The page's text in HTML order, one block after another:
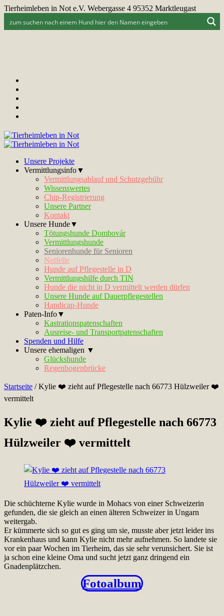
Tierheimleben in Not e.V. Webergasse 4 95352 Marktleugast
Unsere Projekte
Vermittlungsinfo▼
Vermittlungsablauf und Schutzgebühr
Wissenswertes
Chip-Registrierung
Unsere Partner
Kontakt
Unsere Hunde▼
Tötungshunde Dombovár
Vermittlungshunde
Seniorenhunde für Senioren
Notfelle
Hunde auf Pflegestelle in D
Vermittlungshilfe durch TIN
Hunde die nicht in D vermittelt werden dürfen
Unsere Hunde auf Dauerpflegestellen
Handicap-Hunde
Paten-Info▼
Kastrationspatenschaften
Ausreise- und Transportpatenschaften
Spenden und Hilfe
Unsere ehemaligen ▼
Glückshunde
Regenbogenbrücke
Startseite /Kylie ❤️ zieht auf Pflegestelle nach 66773 Hülzweiler ❤️
vermittelt
Kylie ❤️ zieht auf Pflegestelle nach 66773
Hülzweiler ❤️ vermittelt
Die schüchterne Kylie wurde in Mohacs von einer Schweizerin
gefunden, die sie gleich an einen älteren Schweizer in Ungarn
weitergab.
Er kümmerte sich so gut es ging um sie, musste aber jetzt leider ins
Krankenhaus und kann Kylie nicht mehr aufnehmen. So landete sie
vor ein paar Wochen im Tierheim, das sie sehr verunsichert. Sie ist
ja schon eine kleine Oma und sucht jetzt ganz dringend ein
Gnadenplätzchen.
Fotoalbum